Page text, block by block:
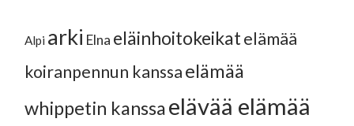
Alpi arki Elna eläinhoitokeikatelämää
koiranpennun kanssaelämää
whippetin kanssaelävää elämää